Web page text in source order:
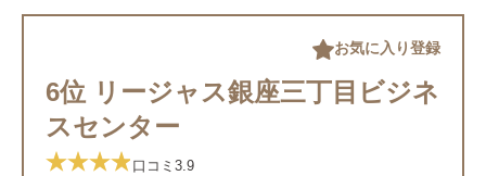
6位 リージャス銀座三丁目ビジネ
スセンター
口コミ 3.9
お気に入り登録